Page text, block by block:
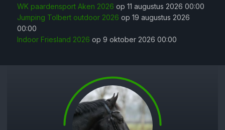
WK paardensport Aken 2026 op 11 augustus 2026 00:00
Jumping Tolbert outdoor 2026 op 19 augustus 2026
00:00
Indoor Friesland 2026 op 9 oktober 2026 00:00